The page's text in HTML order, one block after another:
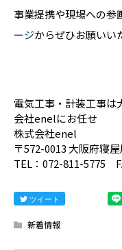
事業提携や現場への参
ージからぜひお願いい
電気工事・計装工事は
会社enelにお任せ
株式会社enel
〒572-0013 大阪府寝
TEL：072-811-5775
ツイート
新着情報